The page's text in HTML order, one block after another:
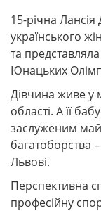
15-річна Лансія
українського
та
Юнацьких
Дівчина живе у
області. А її
заслуженим
багатоборства
Львові.
Перспективна
професійну